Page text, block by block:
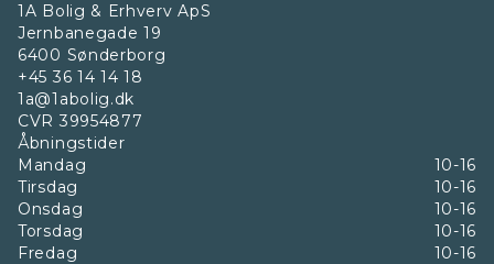
1A Bolig & Erhverv ApS
Jernbanegade 19
6400 Sønderborg
+45 36 14 14 18
1a@1abolig.dk
CVR 39954877
Åbningstider
Mandag
10-16
Tirsdag
10-16
Onsdag
10-16
Torsdag
10-16
Fredag
10-16